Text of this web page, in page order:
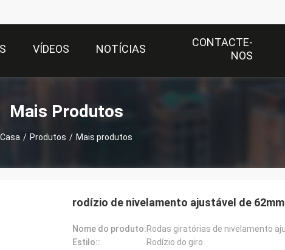
VÍDEOS NOTÍCIAS
CONTACTE-
NOS
Mais Produtos
Casa / Produtos / Mais produtos
rodízio de nivelamento ajustável de 62mm
Nome do produto:
Estilo::
Rodízio do giro